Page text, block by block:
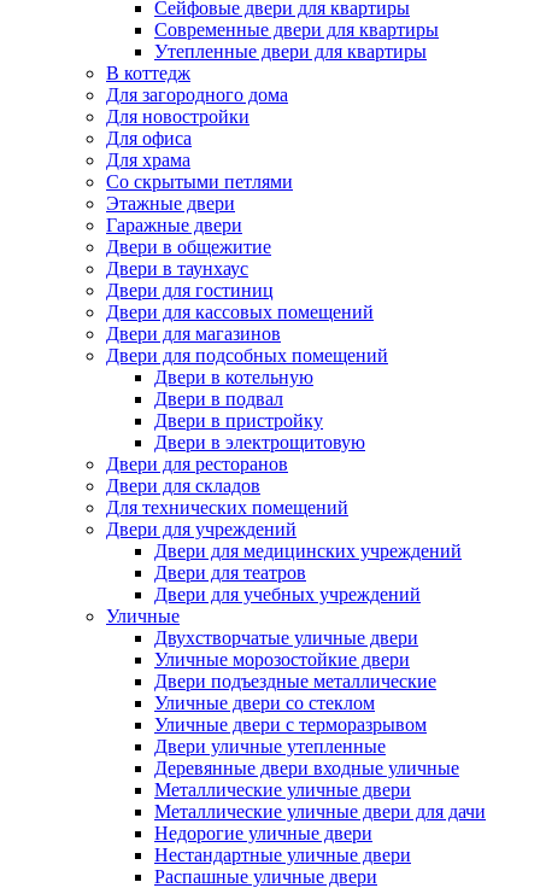
Сейфовые двери для квартиры
Современные двери для квартиры
Утепленные двери для квартиры
В коттедж
Для загородного дома
Для новостройки
Для офиса
Для храма
Со скрытыми петлями
Этажные двери
Гаражные двери
Двери в общежитие
Двери в таунхаус
Двери для гостиниц
Двери для кассовых помещений
Двери для магазинов
Двери для подсобных помещений
Двери в котельную
Двери в подвал
Двери в пристройку
Двери в электрощитовую
Двери для ресторанов
Двери для складов
Для технических помещений
Двери для учреждений
Двери для медицинских учреждений
Двери для театров
Двери для учебных учреждений
Уличные
Двухстворчатые уличные двери
Уличные морозостойкие двери
Двери подъездные металлические
Уличные двери со стеклом
Уличные двери с терморазрывом
Двери уличные утепленные
Деревянные двери входные уличные
Металлические уличные двери
Металлические уличные двери для дачи
Недорогие уличные двери
Нестандартные уличные двери
Распашные уличные двери